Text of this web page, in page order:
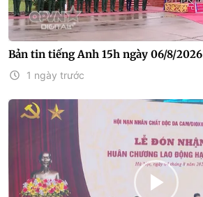
Bản tin tiếng Anh 15h ngày 06/8/2026
1 ngày trước